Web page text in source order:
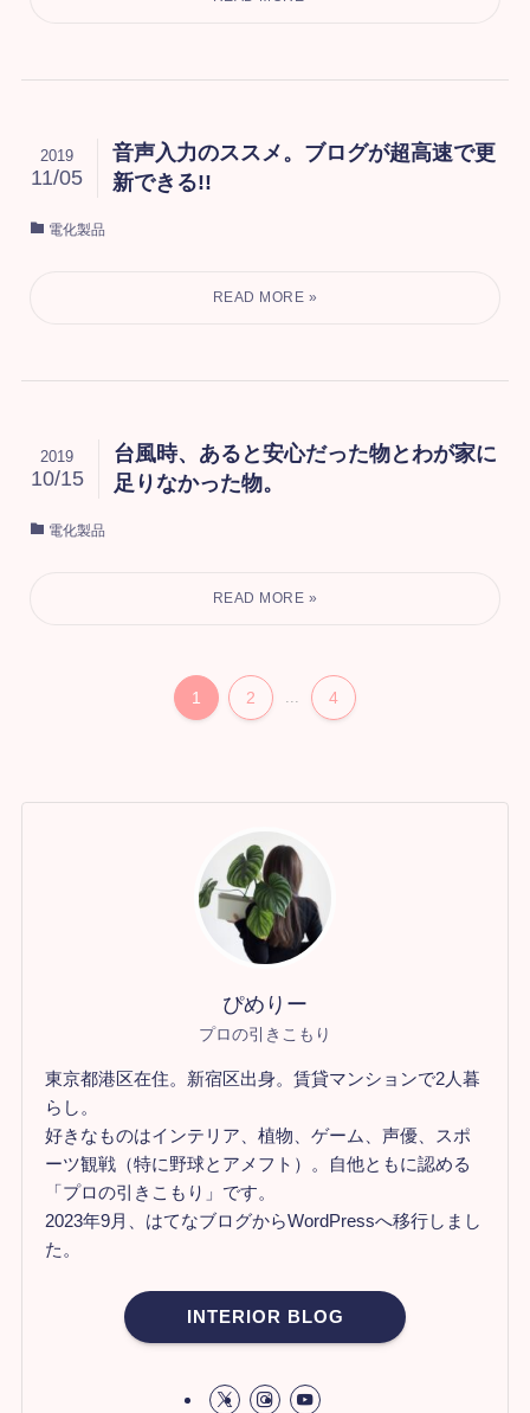
音声入力のススメ。ブログが超高速で更
新できる!!
2019
11/05
電化製品
台風時、あると安心だった物とわが家に
足りなかった物。
2019
10/15
電化製品
1 2 ... 4
ぴめりー
プロの引きこもり
東京都港区在住。新宿区出身。賃貸マンションで2人暮
らし。
好きなものはインテリア、植物、ゲーム、声優、スポ
ーツ観戦（特に野球とアメフト）。自他ともに認める
「プロの引きこもり」です。
2023年9月、はてなブログからWordPressへ移行しまし
た。
INTERIOR BLOG